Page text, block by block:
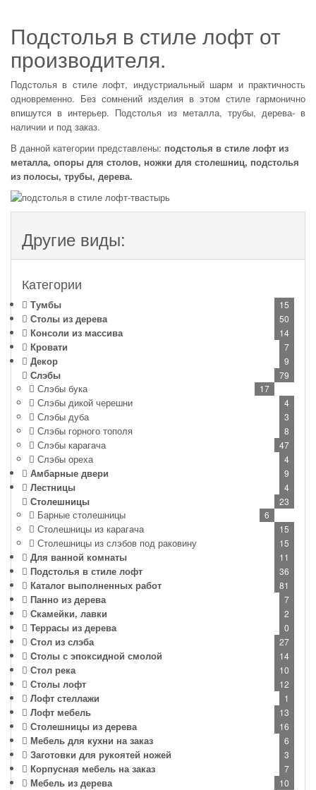
Материал: полоса
Подстолья в стиле лофт от
производителя.
Подстолья в стиле лофт, индустриальный шарм и практичность
одновременно. Без сомнений изделия в этом стиле гармонично
впишутся в интерьер. Подстолья из металла, трубы, дерева- в
наличии и под заказ.
В данной категории представлены: подстолья в стиле лофт из
металла, опоры для столов, ножки для столешниц, подстолья
из полосы, трубы, дерева.
Другие виды:
Категории
15
Тумбы
50
Столы из дерева
14
Консоли из массива
7
Кровати
9
Декор
79
Слэбы
17
Слэбы бука
4
Слэбы дикой черешни
3
Слэбы дуба
8
Слэбы горного тополя
47
Слэбы карагача
4
Слэбы ореха
9
Амбарные двери
4
Лестницы
23
Столешницы
6
Барные столешницы
15
Столешницы из карагача
15
Столешницы из слэбов под раковину
11
Для ванной комнаты
36
Подстолья в стиле лофт
81
Каталог выполненных работ
7
Панно из дерева
2
Скамейки, лавки
0
Террасы из дерева
27
Стол из слэба
14
Cтолы с эпоксидной смолой
10
Стол река
12
Столы лофт
1
Лофт стеллажи
13
Лофт мебель
16
Столешницы из дерева
6
Мебель для кухни на заказ
3
Заготовки для рукоятей ножей
7
Корпусная мебель на заказ
10
Мебель из дерева